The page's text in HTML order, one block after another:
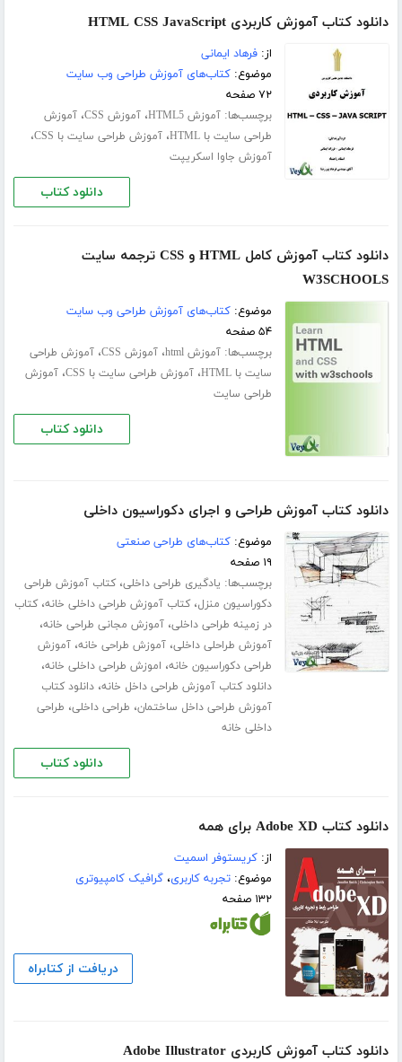
دانلود کتاب آموزش کاربردی HTML CSS JavaScript
از:فرهاد ایمانی
موضوع:کتاب‌های آموزش طراحی وب سایت
۷۲ صفحه
برچسب‌ها:آموزش HTML5 ،آموزش CSS ،آموزش
طراحی سایت با HTML
،آموزش طراحی سایت با CSS ،
آموزش جاوا اسکریپت
دانلود کتاب
دانلود کتاب آموزش کامل HTML و CSS ترجمه سایت
W3SCHOOLS
موضوع:کتاب‌های آموزش طراحی وب سایت
۵۴ صفحه
برچسب‌ها:آموزش html ،آموزش CSS ،آموزش طراحی
سایت با HTML
،آموزش طراحی سایت با CSS ،آموزش
طراحی سایت
دانلود کتاب
دانلود کتاب آموزش طراحی و اجرای دکوراسیون داخلی
موضوع:کتاب‌های طراحی صنعتی
۱۹ صفحه
برچسب‌ها: یادگیری طراحی داخلی،کتاب آموزش طراحی
دکوراسیون منزل،کتاب آموزش طراحی داخلی خانه،کتاب
در زمینه طراحی داخلی،آموزش مجانی طراحی خانه،
آموزش طراحلی داخلی،آموزش طراحی خانه،آموزش
طراحی دکوراسیون خانه، اموزش طراحی داخلی خانه،
دانلود کتاب آموزش طراحی داخل خانه،دانلود کتاب
آموزش طراحی داخل ساختمان، طراحی داخلی، طراحی
داخلی خانه
دانلود کتاب
دانلود کتاب Adobe XD برای همه
از:کریستوفر اسمیت
موضوع:تجربه کاربری،گرافیک کامپیوتری
۱۳۲ صفحه
دریافت از کتابراه
دانلود کتاب آموزش کاربردی Adobe Illustrator